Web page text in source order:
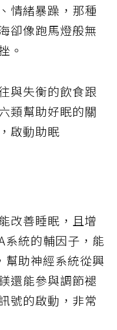
情緒暴躁，那種
卻像跑馬燈般無
。
與失衡的飲食跟
類幫助好眠的關
啟動助眠
改善睡眠，且增
系統的輔因子，能
幫助神經系統從興
還能參與調節褪
號的啟動，非常